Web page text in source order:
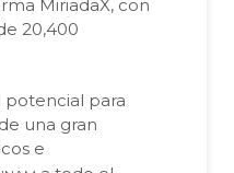
MiriadaX, con
20,400
potencial para
una gran
e